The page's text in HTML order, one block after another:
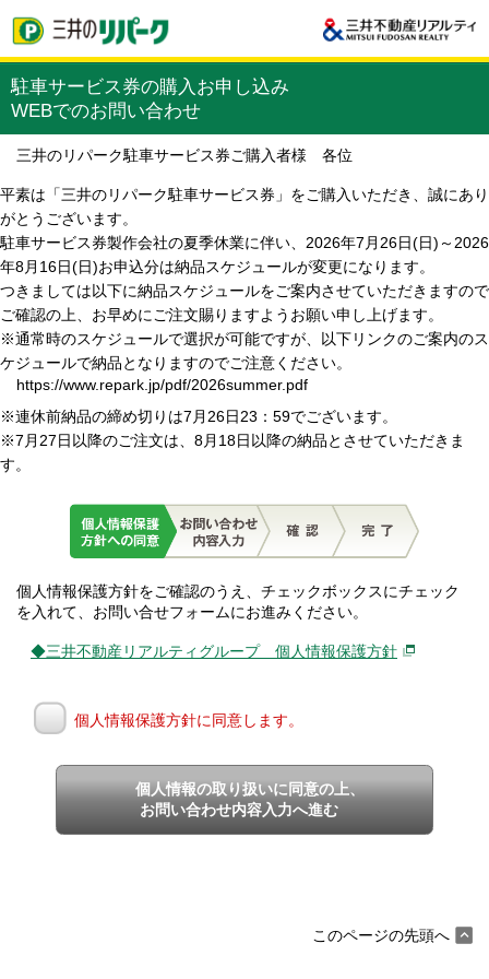
駐車サービス券の購入お申し込み
WEBでのお問い合わせ
三井のリパーク駐車サービス券ご購入者様 各位
平素は「三井のリパーク駐車サービス券」をご購入いただき、誠にあり
がとうございます。
駐車サービス券製作会社の夏季休業に伴い、2026年7月26日(日)～2026
年8月16日(日)お申込分は納品スケジュールが変更になります。
つきましては以下に納品スケジュールをご案内させていただきますので
ご確認の上、お早めにご注文賜りますようお願い申し上げます。
※通常時のスケジュールで選択が可能ですが、以下リンクのご案内のス
ケジュールで納品となりますのでご注意ください。
https://www.repark.jp/pdf/2026summer.pdf
※連休前納品の締め切りは7月26日23：59でございます。
※7月27日以降のご注文は、8月18日以降の納品とさせていただきま
す。
個人情報保護方針をご確認のうえ、チェックボックスにチェック
を入れて、お問い合せフォームにお進みください。
◆三井不動産リアルティグループ 個人情報保護方針
個人情報保護方針に同意します。
個人情報の取り扱いに同意の上、
お問い合わせ内容入力へ進む
このページの先頭へ